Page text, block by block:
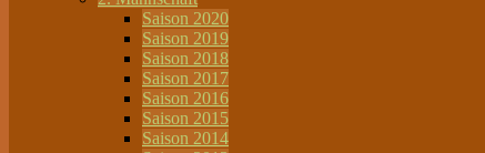
Saison 2020
Saison 2019
Saison 2018
Saison 2017
Saison 2016
Saison 2015
Saison 2014